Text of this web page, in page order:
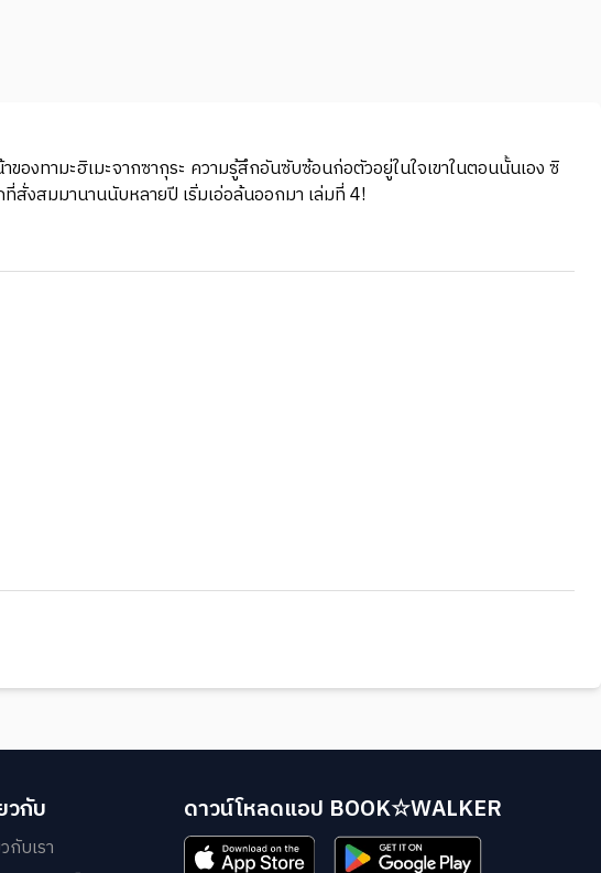
องทามะฮิเมะจากซากุระ ความรู้สึกอันซับซ้อนก่อตัวอยู่ในใจเขาในตอนนั้นเอง ซิ
สั่งสมมานานนับหลายปี เริ่มเอ่อล้นออกมา เล่มที่ 4!
วกับ
กับเรา
ดาวน์โหลดแอป BOOK☆WALKER